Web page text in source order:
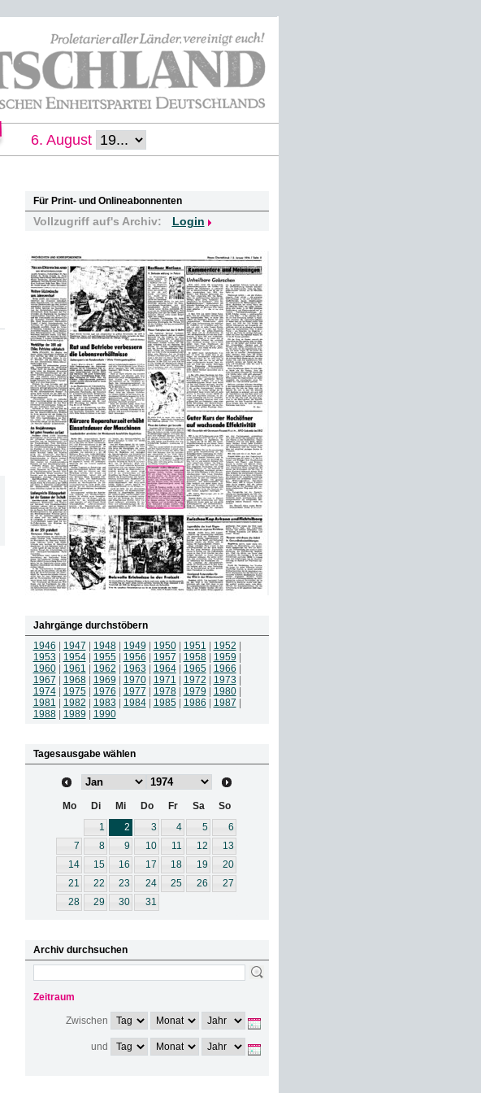
6. August
Für Print- und Onlineabonnenten
Vollzugriff auf's Archiv: Login
Jahrgänge durchstöbern
1946
1947 1948| 1949 1950| 1951 1952
1953
1954| 1955| 1956 1957 1958| 1959
1960| 1961 1962 1963 1964| 1965| 1966
1967
1968| 1969 1970| 1971 1972 1973
1974| 1975| 1976 1977 1978| 1979 1980|
1981
1982 1983 1984| 1985| 1986 1987
1988| 1989 1990
Tagesausgabe wählen
Mo Di Mi Do Fr Sa
So
1
2 3 4 5
6
7
8 9 10 11 12
13
14
15 16 17 18 19
20
21
22 23 24 25 26
27
28
29 30 31
Archiv durchsuchen
Zeitraum
Zwischen
und